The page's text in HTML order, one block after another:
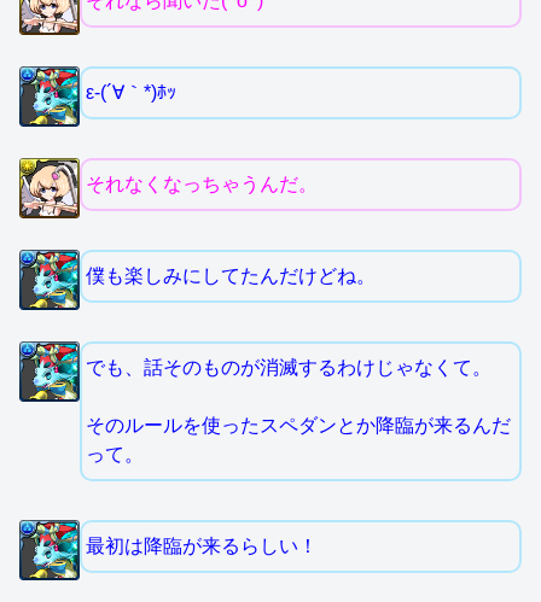
ε-(´∀｀*)ﾎｯ
それなくなっちゃうんだ。
僕も楽しみにしてたんだけどね。
でも、話そのものが消滅するわけじゃなくて。
そのルールを使ったスペダンとか降臨が来るんだ
って。
最初は降臨が来るらしい！